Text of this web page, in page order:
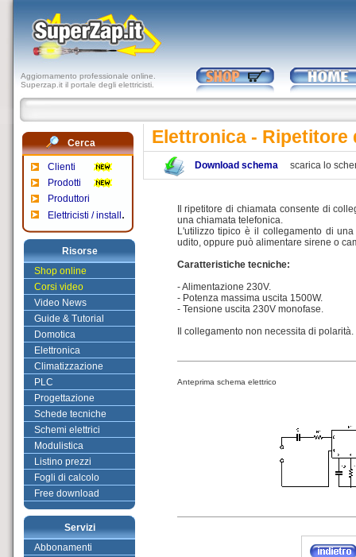
Aggiornamento professionale online.
Superzap.it il portale degli elettricisti.
Cerca
Clienti
Prodotti
Produttori
Elettricisti / install .
Risorse
Shop online
Corsi video
Video News
Guide & Tutorial
Domotica
Elettronica
Climatizzazione
PLC
Progettazione
Schede tecniche
Schemi elettrici
Modulistica
Listino prezzi
Fogli di calcolo
Free download
Servizi
Abbonamenti
Elettronica - Ripetitore
Download schema scarica lo
Il ripetitore di chiamata consente di
una chiamata telefonica.
L'utilizzo tipico è il collegamento di
udito, oppure può alimentare sirene o
Caratteristiche tecniche:
- Alimentazione 230V.
- Potenza massima uscita 1500W.
- Tensione uscita 230V monofase.
Il collegamento non necessita di polarità.
Anteprima schema elettrico